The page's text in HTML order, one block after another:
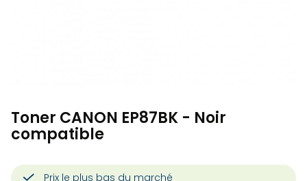
Toner CANON EP87BK - Noir
compatible
Prix le plus bas du marché